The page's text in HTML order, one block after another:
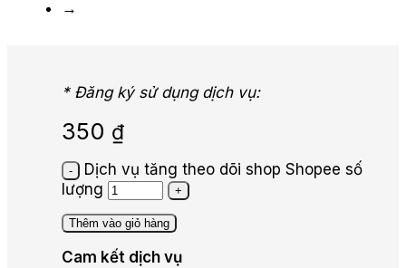
→
* Đăng ký sử dụng dịch vụ:
350 ₫
Dịch vụ tăng theo dõi shop Shopee số
lượng
Thêm vào giỏ hàng
Cam kết dịch vụ